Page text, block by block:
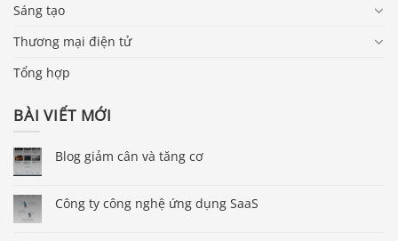
Sáng tạo
Thương mại điện tử
Tổng hợp
BÀI VIẾT MỚI
Blog giảm cân và tăng cơ
Công ty công nghệ ứng dụng SaaS